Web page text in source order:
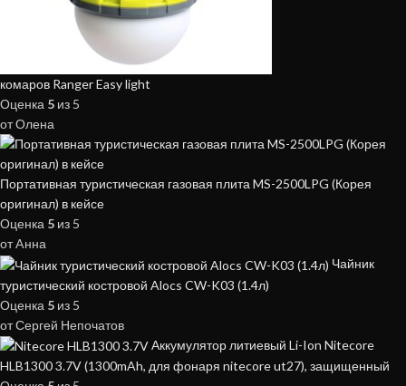
комаров Ranger Easy light
Оценка 5 из 5
от Олена
Портативная туристическая газовая плита MS-2500LPG (Корея
оригинал) в кейсе
Оценка 5 из 5
от Aнна
Чайник
туристический костровой Alocs CW-K03 (1.4л)
Оценка 5 из 5
от Сергей Непочатов
Аккумулятор литиевый Li-Ion Nitecore
HLB1300 3.7V (1300mAh, для фонаря nitecore ut27), защищенный